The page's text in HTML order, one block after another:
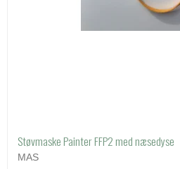
Støvmaske Painter FFP2 med næsedyse
MAS